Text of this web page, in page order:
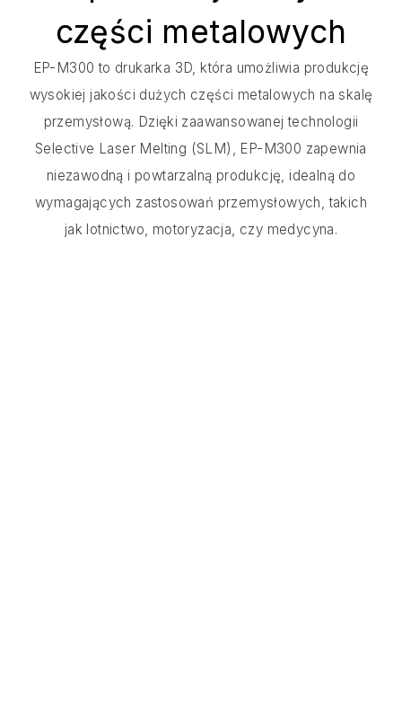
części metalowych
EP-M300 to drukarka 3D, która umożliwia produkcję
wysokiej jakości dużych części metalowych na skalę
przemysłową. Dzięki zaawansowanej technologii
Selective Laser Melting (SLM), EP-M300 zapewnia
niezawodną i powtarzalną produkcję, idealną do
wymagających zastosowań przemysłowych, takich
jak lotnictwo, motoryzacja, czy medycyna.